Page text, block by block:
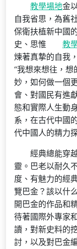
教學場地金
自我省思，為舊
保衛扶植新中國
史、思惟
教
煉著真摯的自我
“我想來想往，
妙，如何做一個
會、對國民有進
態和實際人生動
系，在古代中國
代中國人的精力
經典總能穿
靈。巴老以耐久
度、有魅力的經
覽巴金？該以什
開巴金的作品和
待著國際外專家
讀，對新史料的
討，以及對巴金